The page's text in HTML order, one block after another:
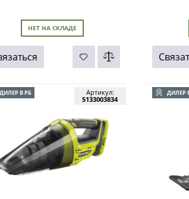
НЕТ НА СКЛАДЕ
В РБ
Артикул:
5133003834
ДИЛЕР